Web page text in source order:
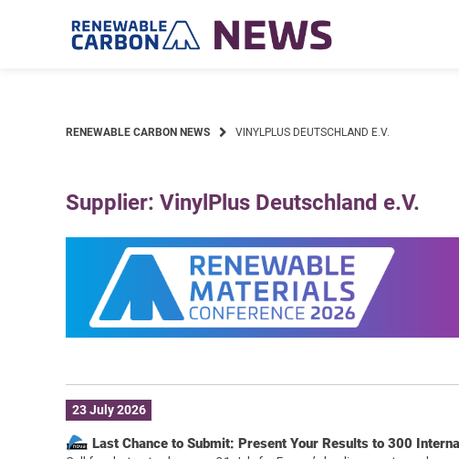
RENEWABLE CARBON NEWS VINYLPLUS DEUTSCHLAND E.V.
Supplier: VinylPlus Deutschland e.V.
23 July 2026
Last Chance to Submit: Present Your Results to 300